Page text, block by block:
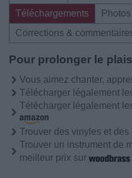
Téléchargements
Photos
Corrections &
Pour prolonger le
Vous aimez chanter,
Télécharger légalement
Télécharger légalement
Trouver des vinyles et des
Trouver un instrument de
meilleur prix sur